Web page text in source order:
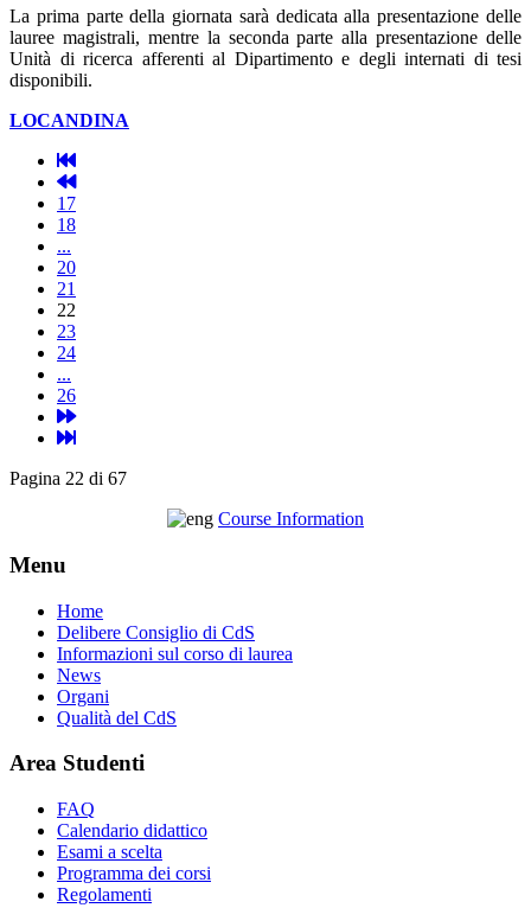
La prima parte della giornata sarà dedicata alla presentazione delle
lauree magistrali, mentre la seconda parte alla presentazione delle
Unità di ricerca afferenti al Dipartimento e degli internati di tesi
disponibili.
LOCANDINA
17
18
...
20
21
22
23
24
...
26
Pagina 22 di 67
Course Information
Menu
Home
Delibere Consiglio di CdS
Informazioni sul corso di laurea
News
Organi
Qualità del CdS
Area Studenti
FAQ
Calendario didattico
Esami a scelta
Programma dei corsi
Regolamenti